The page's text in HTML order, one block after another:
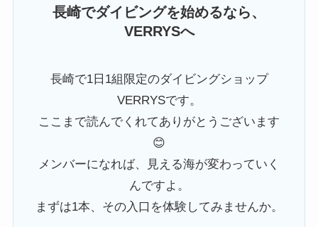
長崎でダイビングを始めるなら、
VERRYSへ
長崎で1日1組限定のダイビングショップ
VERRYSです。
ここまで読んでくれてありがとうございます
😊
メンバーになれば、見える海が変わっていく
んですよ。
まずは1本、その入口を体験してみませんか。